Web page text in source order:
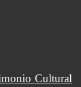
Cultural